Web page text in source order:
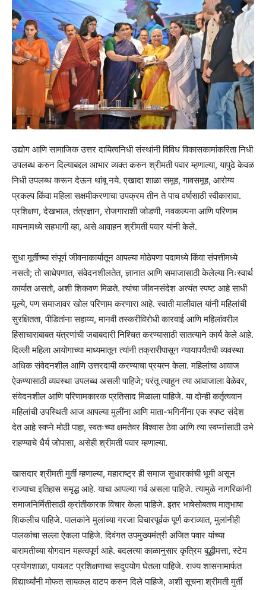
उद्योग आणि सामाजिक उत्तर दायित्वनिधी संस्थांनी विविध विकासकामांकरिता निधी
उपलब्ध करुन दिल्याबद्दल आभार व्यक्त करुन श्रीमती पवार म्हणाल्या, यापुढे केवळ
निधी उपलब्ध करून देऊन थांबू नये. एखादा शाळा समूह, गावसमूह, आरोग्य
प्रकल्प किंवा महिला सक्षमीकरणाचा उपक्रम तीन ते पाच वर्षासाठी स्वीकारावा.
प्रशिक्षण, देखभाल, तंत्रज्ञान, रोजगाराशी जोडणी, नवकल्पना आणि परिणाम
मापनामध्ये सहभागी व्हा, असे आवाहन श्रीमती पवार यांनी केले.
सुधा मूर्तीच्या संपूर्ण जीवनाकार्यातून आपल्या मोठेपणा पदामध्ये किंवा संपत्तीमध्ये
नसतो; तो साधेपणात, संवेदनशीलतेत, ज्ञानात आणि समाजासाठी केलेल्या निःस्वार्थ
कार्यात असतो, अशी शिकवण मिळते. त्यांचा जीवनसंदेश अत्यंत स्पष्ट आहे साधी
मूल्ये, पण समाजावर खोल परिणाम करणारा आहे. स्वाती मालीवाल यांनी महिलांची
सुरक्षितता, पीडितांना सहाय्य, मानवी तस्करीविरोधी कारवाई आणि महिलांवरील
हिंसाचाराबाबत यंत्रणांची जबाबदारी निश्चित करण्यासाठी सातत्याने कार्य केले आहे.
दिल्ली महिला आयोगाच्या माध्यमातून त्यांनी तक्रारीपासून न्यायापर्यंतची व्यवस्था
अधिक संवेदनशील आणि उत्तरदायी करण्याचा प्रयत्न केला. महिलांचा आवाज
ऐकण्यासाठी व्यवस्था उपलब्ध असली पाहिजे; परंतू त्याहून त्या आवाजाला वेळेवर,
संवेदनशील आणि परिणामकारक प्रतिसाद मिळाला पाहिजे. या दोन्ही कर्तृत्ववान
महिलांची उपस्थिती आज आपल्या मुलींना आणि माता-भगिनींना एक स्पष्ट संदेश
देत आहे स्वप्ने मोठी पाहा, स्वतःच्या क्षमतेवर विश्वास ठेवा आणि त्या स्वप्नांसाठी उभे
राहण्याचे धैर्य जोपासा, असेही श्रीमती पवार म्हणाल्या.
खासदार श्रीमती मुर्ती म्हणाल्या, महाराष्ट्र ही समाज सुधारकांची भूमी असून
राज्याचा इतिहास समृद्ध आहे. याचा आपल्या गर्व असला पाहिजे. त्यामुळे नागरिकांनी
समाजनिर्मितीसाठी क्रांतीकारक विचार केला पाहिजे. इतर भाषेसोबतच मातृभाषा
शिकलीच पाहिजे. पालकांने मुलांच्या गरजा विचारपूर्वक पूर्ण कराव्यात, मुलांनीही
पालकांचा सल्ला ऐकला पाहिजे. दिवंगत उपमुख्यमंत्री अजित पवार यांच्या
बारामतीच्या योगदान महत्वपूर्ण आहे. बदलत्या काळानुसार कृत्रिम बुद्धीमत्ता, स्टेम
प्रयोगशाळा, पायलट प्रशिक्षणाचा सदुपयोग घेतला पाहिजे. राज्य शासनामार्फत
विद्यार्थ्यांनी मोफत सायकल वाटप करुन दिले पाहिजे, अशी सूचना श्रीमती मुर्ती